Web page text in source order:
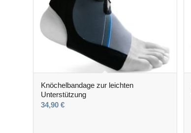
Knöchelbandage zur leichten
Unterstützung
34,90 €